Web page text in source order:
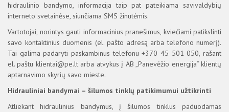
hidraulinio bandymo, informacija taip pat pateikiama savivaldybių
interneto svetainėse, siunčiama SMS žinutėmis.
Vartotojai, norintys gauti informacinius pranešimus, kviečiami patikslinti
savo kontaktinius duomenis (el. pašto adresą arba telefono numerį).
Tai galima padaryti paskambinus telefonu +370 45 501 050, rašant
el. paštu klientai@pe.lt arba atvykus į AB „Panevėžio energija“ klientų
aptarnavimo skyrių savo mieste.
Hidrauliniai bandymai – šilumos tinklų patikimumui užtikrinti
Atliekant hidraulinius bandymus, į šilumos tinklus paduodamas